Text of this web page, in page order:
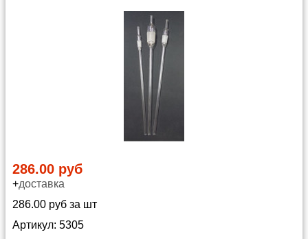
286.00 руб
+доставка
286.00 руб за шт
Артикул: 5305